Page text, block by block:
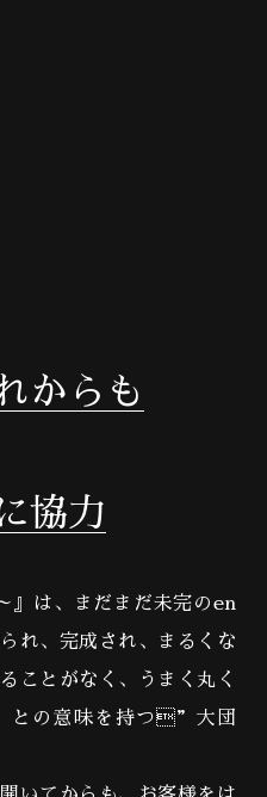
からも
協力
は、まだまだ未完のen
れ、完成され、まるくな
ことがなく、うまく丸く
との意味を持つ”大団